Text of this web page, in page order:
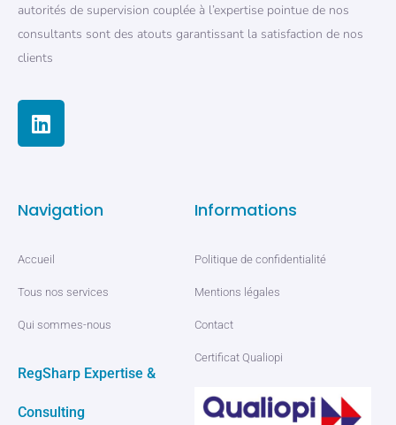
autorités de supervision couplée à l’expertise pointue de nos
consultants sont des atouts garantissant la satisfaction de nos
clients
Navigation
Accueil
Tous nos services
Qui sommes-nous
RegSharp Expertise &
Consulting
Informations
Politique de confidentialité
Mentions légales
Contact
Certificat Qualiopi